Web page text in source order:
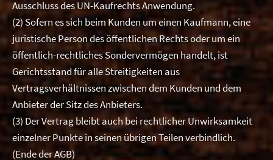
Ausschluss des UN-Kaufrechts Anwendung.
(2) Sofern es sich beim Kunden um einen Kaufmann, eine
juristische Person des öffentlichen Rechts oder um ein
öffentlich-rechtliches Sondervermögen handelt, ist
Gerichtsstand für alle Streitigkeiten aus
Vertragsverhältnissen zwischen dem Kunden und dem
Anbieter der Sitz des Anbieters.
(3) Der Vertrag bleibt auch bei rechtlicher Unwirksamkeit
einzelner Punkte in seinen übrigen Teilen verbindlich.
(Ende der AGB)